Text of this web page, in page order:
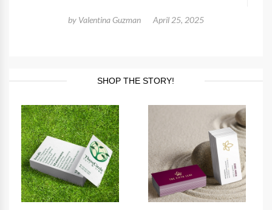
by Valentina Guzman April 25, 2025
SHOP THE STORY!